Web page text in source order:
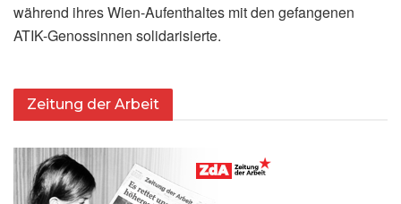
während ihres Wien-Aufenthaltes mit den gefangenen
ATIK-Genossinnen solidarisierte.
Zeitung der Arbeit